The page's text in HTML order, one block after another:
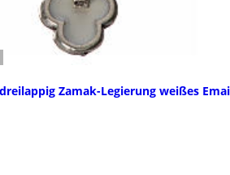
Zamak-Legierung weißes